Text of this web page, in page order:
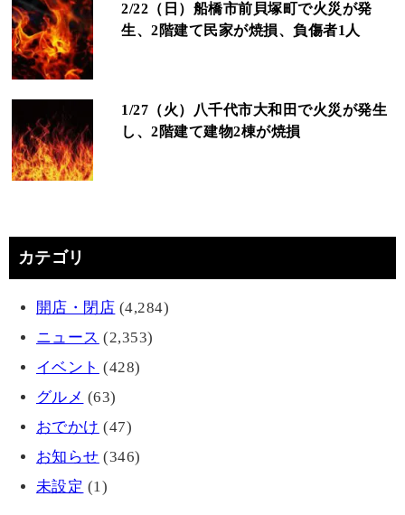
2/22（日）船橋市前貝塚町で火災が発
生、2階建て民家が焼損、負傷者1人
1/27（火）八千代市大和田で火災が発生
し、2階建て建物2棟が焼損
カテゴリ
開店・閉店 (4,284)
ニュース (2,353)
イベント (428)
グルメ (63)
おでかけ (47)
お知らせ (346)
未設定 (1)